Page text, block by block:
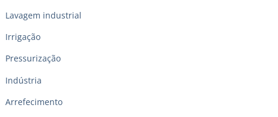
Lavagem industrial
Irrigação
Pressurização
Indústria
Arrefecimento